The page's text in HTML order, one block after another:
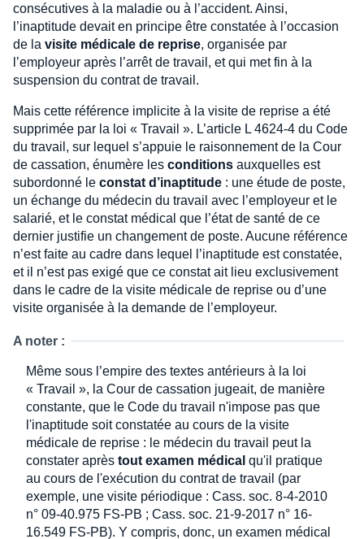
consécutives à la maladie ou à l’accident. Ainsi,
l’inaptitude devait en principe être constatée à l’occasion
de la visite médicale de reprise, organisée par
l’employeur après l’arrêt de travail, et qui met fin à la
suspension du contrat de travail.
Mais cette référence implicite à la visite de reprise a été
supprimée par la loi « Travail ». L’article L 4624-4 du Code
du travail, sur lequel s’appuie le raisonnement de la Cour
de cassation, énumère les conditions auxquelles est
subordonné le constat d’inaptitude : une étude de poste,
un échange du médecin du travail avec l’employeur et le
salarié, et le constat médical que l’état de santé de ce
dernier justifie un changement de poste. Aucune référence
n’est faite au cadre dans lequel l’inaptitude est constatée,
et il n’est pas exigé que ce constat ait lieu exclusivement
dans le cadre de la visite médicale de reprise ou d’une
visite organisée à la demande de l’employeur.
A noter :
Même sous l’empire des textes antérieurs à la loi
« Travail », la Cour de cassation jugeait, de manière
constante, que le Code du travail n'impose pas que
l'inaptitude soit constatée au cours de la visite
médicale de reprise : le médecin du travail peut la
constater après tout examen médical qu'il pratique
au cours de l'exécution du contrat de travail (par
exemple, une visite périodique : Cass. soc. 8-4-2010
n° 09-40.975 FS-PB ; Cass. soc. 21-9-2017 n° 16-
16.549 FS-PB). Y compris, donc, un examen médical